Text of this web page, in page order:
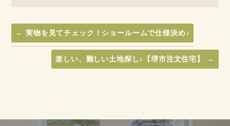
← 実物を見てチェック！ショールームで仕様決め♪
楽しい、難しい土地探し♪【堺市注文住宅】 →